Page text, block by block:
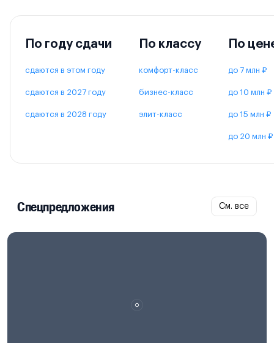
По году сдачи
сдаются в этом году
сдаются в 2027 году
сдаются в 2028 году
По классу
комфорт-класс
бизнес-класс
элит-класс
По
до 7 млн ₽
до 10 млн ₽
до 15 млн ₽
до 20 млн ₽
Спецпредложения См. все